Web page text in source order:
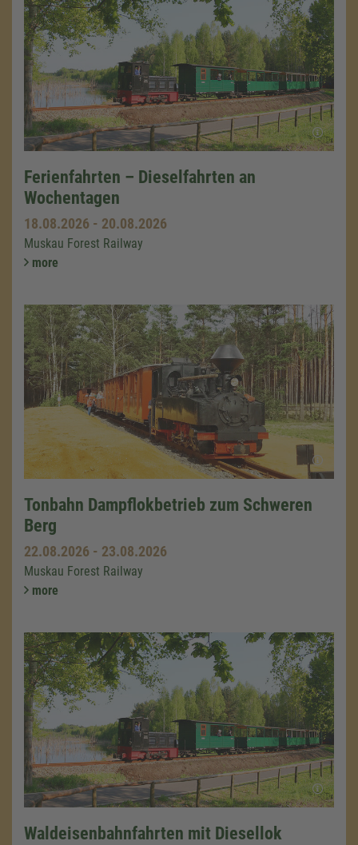
Ferienfahrten – Dieselfahrten an
Wochentagen
18.08.2026 - 20.08.2026
Muskau Forest Railway
more
Tonbahn Dampflokbetrieb zum Schweren
Berg
22.08.2026 - 23.08.2026
Muskau Forest Railway
more
Waldeisenbahnfahrten mit Diesellok